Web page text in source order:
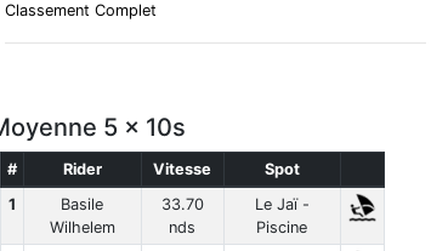
Classement Complet
5 x 10s
# Rider Vitesse
Spot
1
Basile
Wilhelem
33.70
nds
Le Jaï -
Piscine